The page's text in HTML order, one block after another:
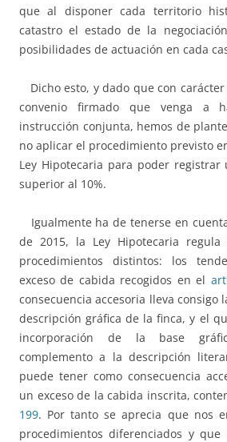
que al disponer cada territorio
catastro el estado de la
posibilidades de actuación en cada
Dicho esto, y dado que con
convenio firmado que venga a
instrucción conjunta, hemos de
no aplicar el procedimiento previsto
Ley Hipotecaria para poder registrar
superior al 10%.
Igualmente ha de tenerse en
de 2015, la Ley Hipotecaria
procedimientos distintos: los
exceso de cabida recogidos en el
consecuencia accesoria lleva consigo
descripción gráfica de la finca, y el
incorporación de la base
complemento a la descripción
puede tener como consecuencia
un exceso de la cabida inscrita,
199. Por tanto se aprecia que nos
procedimientos diferenciados y